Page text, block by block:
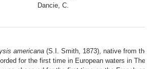
Dancie, C.
americana (S.I. Smith, 1873), native from the
for the first time in European waters in The